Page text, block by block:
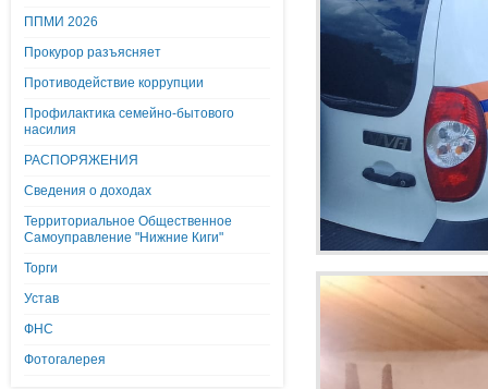
ППМИ 2026
Прокурор разъясняет
Противодействие коррупции
Профилактика семейно-бытового
насилия
РАСПОРЯЖЕНИЯ
Сведения о доходах
Территориальное Общественное
Самоуправление "Нижние Киги"
Торги
Устав
ФНС
Фотогалерея